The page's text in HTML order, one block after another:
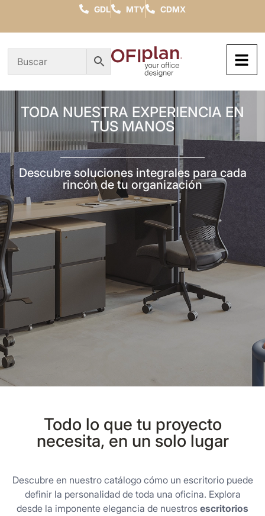
GDL MTY CDMX
TODA NUESTRA EXPERIENCIA EN
TUS MANOS
Descubre soluciones integrales para cada
rincón de tu organización
Todo lo que tu proyecto
necesita, en un solo lugar
Descubre en nuestro catálogo cómo un escritorio puede
definir la personalidad de toda una oficina. Explora
desde la imponente elegancia de nuestros escritorios